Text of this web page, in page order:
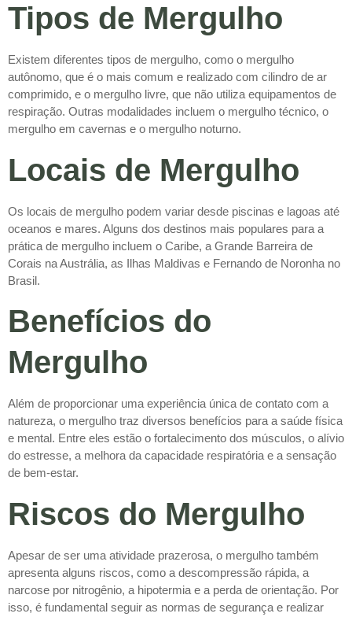
Tipos de Mergulho
Existem diferentes tipos de mergulho, como o mergulho
autônomo, que é o mais comum e realizado com cilindro de ar
comprimido, e o mergulho livre, que não utiliza equipamentos de
respiração. Outras modalidades incluem o mergulho técnico, o
mergulho em cavernas e o mergulho noturno.
Locais de Mergulho
Os locais de mergulho podem variar desde piscinas e lagoas até
oceanos e mares. Alguns dos destinos mais populares para a
prática de mergulho incluem o Caribe, a Grande Barreira de
Corais na Austrália, as Ilhas Maldivas e Fernando de Noronha no
Brasil.
Benefícios do
Mergulho
Além de proporcionar uma experiência única de contato com a
natureza, o mergulho traz diversos benefícios para a saúde física
e mental. Entre eles estão o fortalecimento dos músculos, o alívio
do estresse, a melhora da capacidade respiratória e a sensação
de bem-estar.
Riscos do Mergulho
Apesar de ser uma atividade prazerosa, o mergulho também
apresenta alguns riscos, como a descompressão rápida, a
narcose por nitrogênio, a hipotermia e a perda de orientação. Por
isso, é fundamental seguir as normas de segurança e realizar